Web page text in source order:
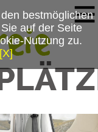
bestmöglichen
auf der Seite
Nutzung zu.
[X]